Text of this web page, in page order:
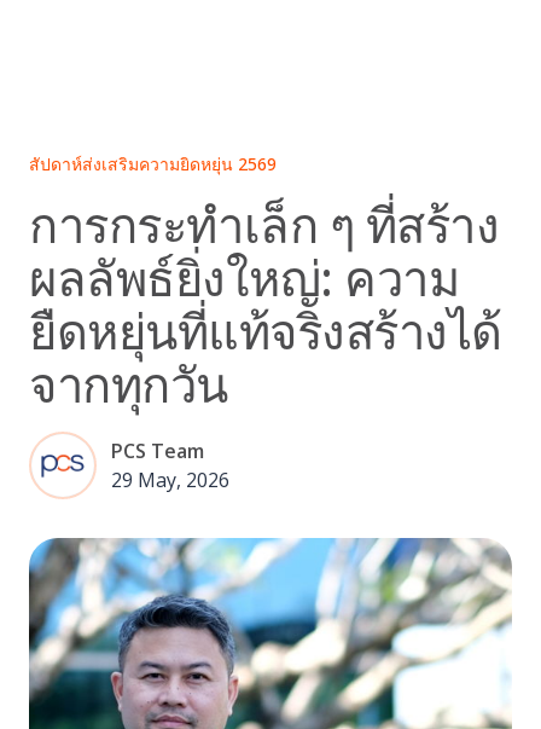
สัปดาห์ส่งเสริมความยิดหยุ่น 2569
การกระทำเล็ก ๆ ที่สร้าง
ผลลัพธ์ยิ่งใหญ่: ความ
ยืดหยุ่นที่แท้จริงสร้างได้
จากทุกวัน
PCS Team
29 May, 2026